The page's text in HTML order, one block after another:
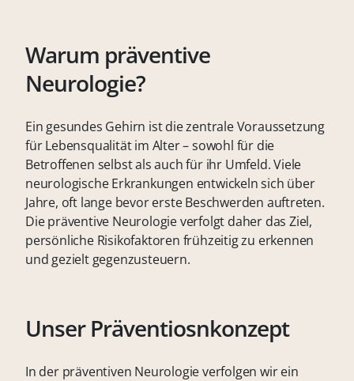
Warum präventive
Neurologie?
Ein gesundes Gehirn ist die zentrale Voraussetzung
für Lebensqualität im Alter – sowohl für die
Betroffenen selbst als auch für ihr Umfeld. Viele
neurologische Erkrankungen entwickeln sich über
Jahre, oft lange bevor erste Beschwerden auftreten.
Die präventive Neurologie verfolgt daher das Ziel,
persönliche Risikofaktoren frühzeitig zu erkennen
und gezielt gegenzusteuern.
Unser Präventiosnkonzept
In der präventiven Neurologie verfolgen wir ein